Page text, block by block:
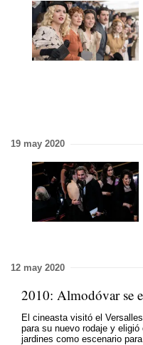
19 may 2020
12 may 2020
2010: Almodóvar se
El cineasta visitó el
para su nuevo rodaje y
jardines como escenario